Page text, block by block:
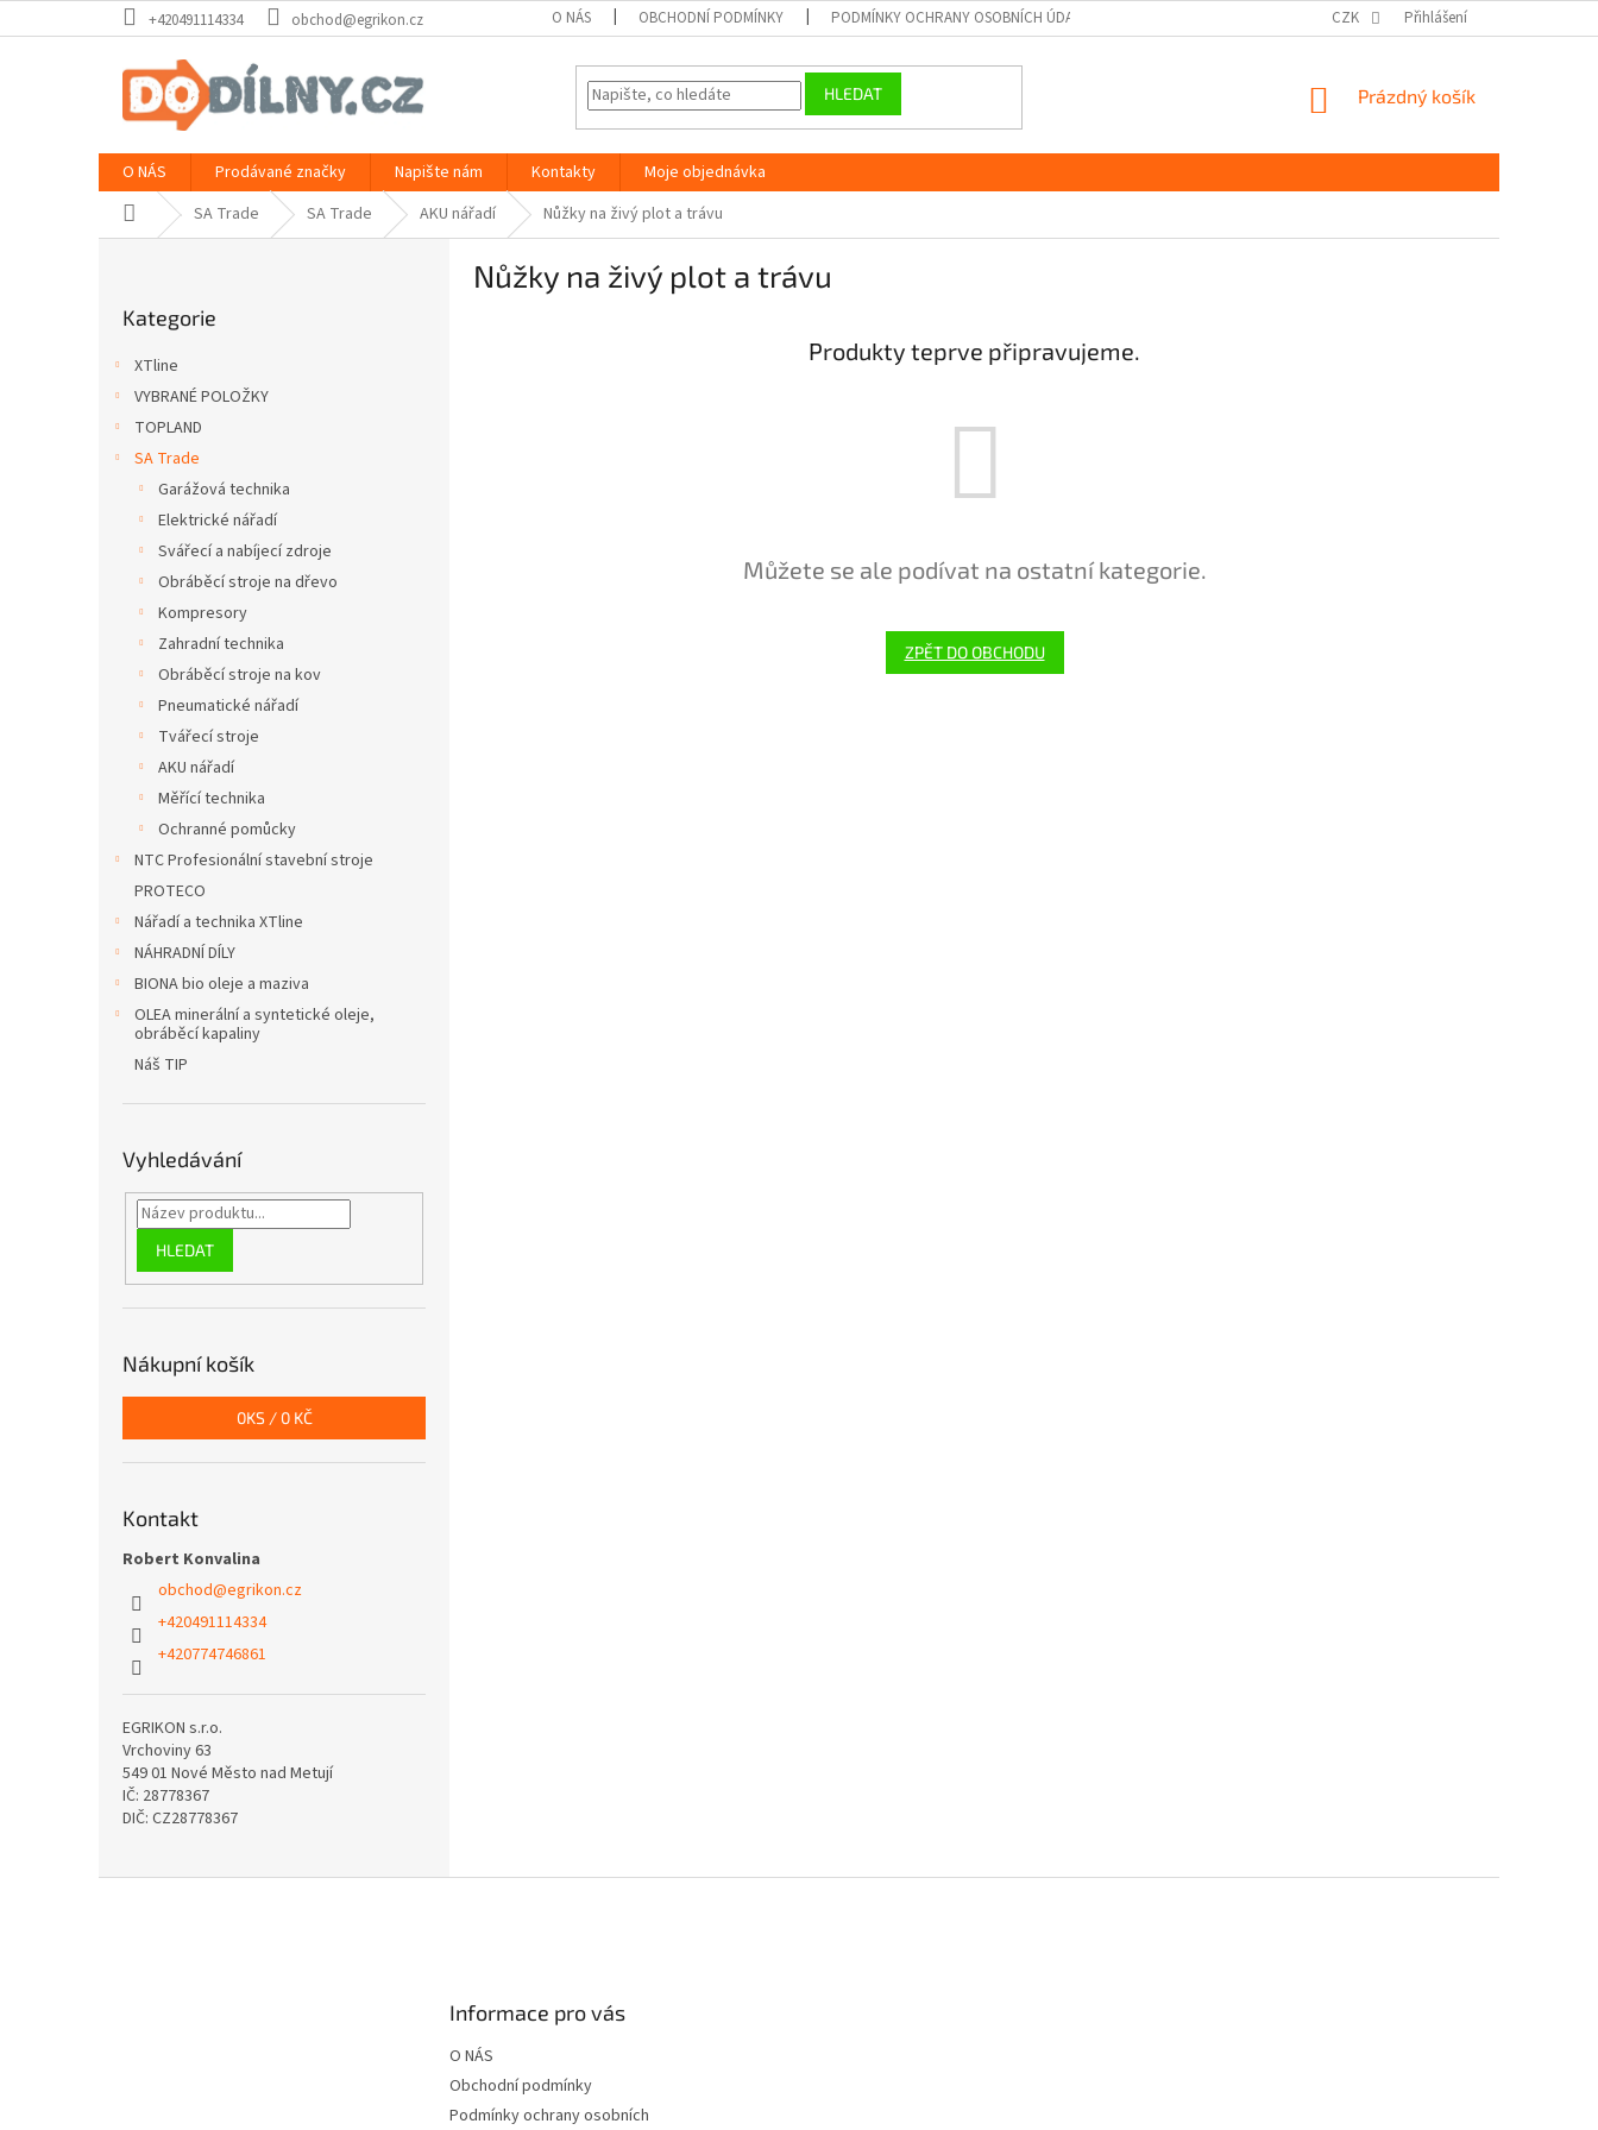
na
+420491114334 obchod@egrikon.cz O NÁS OBCHODNÍ PODMÍNKY PODMÍNKY OCHRANY OSOBNÍCH ÚDAJŮ GDPR CZK Přihlášení
HLEDAT
NÁKUPNÍ
Prázdný košík
O NÁS Prodávané značky Napište nám Kontakty
Moje objednávka
Domů SA Trade SA Trade AKU nářadí Nůžky na živý plot a trávu
kategorie
Kategorie
XTline
VYBRANÉ POLOŽKY
TOPLAND
SA Trade
Garážová technika
Elektrické nářadí
Svářecí a nabíjecí zdroje
Obráběcí stroje na dřevo
Kompresory
Zahradní technika
Obráběcí stroje na kov
Pneumatické nářadí
Tvářecí stroje
AKU nářadí
Měřící technika
Ochranné pomůcky
NTC Profesionální stavební stroje
PROTECO
Nářadí a technika XTline
NÁHRADNÍ DÍLY
BIONA bio oleje a maziva
OLEA minerální a syntetické oleje,
obráběcí kapaliny
Náš TIP
Vyhledávání
HLEDAT
Nákupní košík
0KS / 0 KČ
Kontakt
Robert Konvalina
obchod@egrikon.cz
+420491114334
+420774746861
EGRIKON s.r.o.
Vrchoviny 63
549 01 Nové Město nad Metují
IČ: 28778367
DIČ: CZ28778367
Nůžky na živý plot a trávu
Produkty teprve připravujeme.
Můžete se ale podívat na ostatní kategorie.
ZPĚT DO OBCHODU
Informace pro vás
O NÁS
Obchodní podmínky
Podmínky ochrany osobních